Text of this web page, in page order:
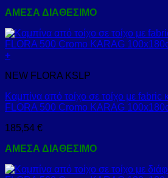
ΑΜΕΣΑ ΔΙΑΘΕΣΙΜΟ
+
NEW FLORA KSLP
Καμπίνα από τοίχο σε τοίχο με fabric
FLORA 500 Cromo KARAG
185,54 €
ΑΜΕΣΑ ΔΙΑΘΕΣΙΜΟ